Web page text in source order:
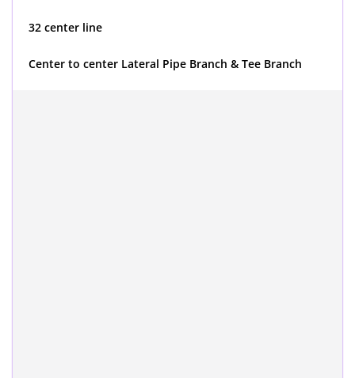
32 center line
Center to center Lateral Pipe Branch & Tee Branch